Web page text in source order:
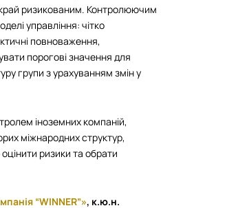
ризикованим. Контролюючим
управління: чітко
повноваження,
порогові значення для
групи з урахуванням змін у
іноземних компаній,
міжнародних структур,
ризики та обрати
“WINNER”», к.ю.н.